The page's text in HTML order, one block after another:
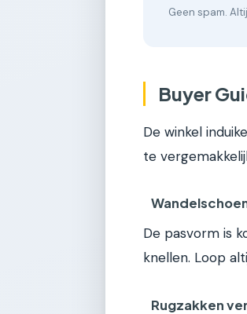
Geen spam.
Buyer
De winkel
te
De pasvorm is
knellen. Loop
Rugzakken